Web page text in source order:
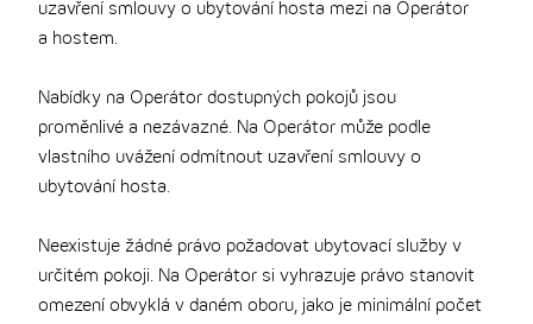
uzavření smlouvy o ubytování hosta mezi na Operátor
a hostem.
Nabídky na Operátor dostupných pokojů jsou
proměnlivé a nezávazné. Na Operátor může podle
vlastního uvážení odmítnout uzavření smlouvy o
ubytování hosta.
Neexistuje žádné právo požadovat ubytovací služby v
určitém pokoji. Na Operátor si vyhrazuje právo stanovit
omezení obvyklá v daném oboru, jako je minimální počet